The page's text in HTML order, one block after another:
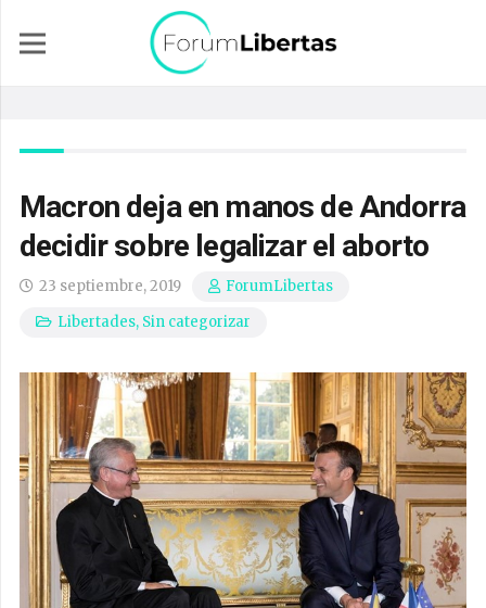
Macron deja en manos de Andorra
decidir sobre legalizar el aborto
23 septiembre, 2019
ForumLibertas
Libertades, Sin categorizar